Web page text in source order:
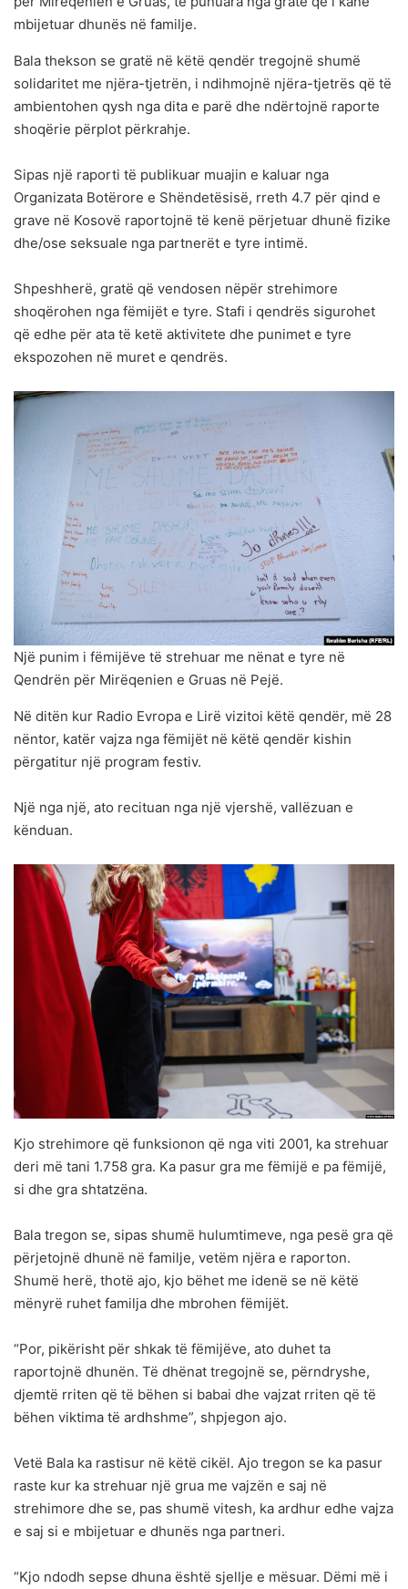
mbijetuar dhunës në familje.
Bala thekson se gratë në këtë qendër tregojnë shumë
solidaritet me njëra-tjetrën, i ndihmojnë njëra-tjetrës që të
ambientohen qysh nga dita e parë dhe ndërtojnë raporte
shoqërie përplot përkrahje.
Sipas një raporti të publikuar muajin e kaluar nga
Organizata Botërore e Shëndetësisë, rreth 4.7 për qind e
grave në Kosovë raportojnë të kenë përjetuar dhunë fizike
dhe/ose seksuale nga partnerët e tyre intimë.
Shpeshherë, gratë që vendosen nëpër strehimore
shoqërohen nga fëmijët e tyre. Stafi i qendrës sigurohet
që edhe për ata të ketë aktivitete dhe punimet e tyre
ekspozohen në muret e qendrës.
Një punim i fëmijëve të strehuar me nënat e tyre në
Qendrën për Mirëqenien e Gruas në Pejë.
Në ditën kur Radio Evropa e Lirë vizitoi këtë qendër, më 28
nëntor, katër vajza nga fëmijët në këtë qendër kishin
përgatitur një program festiv.
Një nga një, ato recituan nga një vjershë, vallëzuan e
kënduan.
Kjo strehimore që funksionon që nga viti 2001, ka strehuar
deri më tani 1.758 gra. Ka pasur gra me fëmijë e pa fëmijë,
si dhe gra shtatzëna.
Bala tregon se, sipas shumë hulumtimeve, nga pesë gra që
përjetojnë dhunë në familje, vetëm njëra e raporton.
Shumë herë, thotë ajo, kjo bëhet me idenë se në këtë
mënyrë ruhet familja dhe mbrohen fëmijët.
“Por, pikërisht për shkak të fëmijëve, ato duhet ta
raportojnë dhunën. Të dhënat tregojnë se, përndryshe,
djemtë rriten që të bëhen si babai dhe vajzat rriten që të
bëhen viktima të ardhshme”, shpjegon ajo.
Vetë Bala ka rastisur në këtë cikël. Ajo tregon se ka pasur
raste kur ka strehuar një grua me vajzën e saj në
strehimore dhe se, pas shumë vitesh, ka ardhur edhe vajza
e saj si e mbijetuar e dhunës nga partneri.
“Kjo ndodh sepse dhuna është sjellje e mësuar. Dëmi më i